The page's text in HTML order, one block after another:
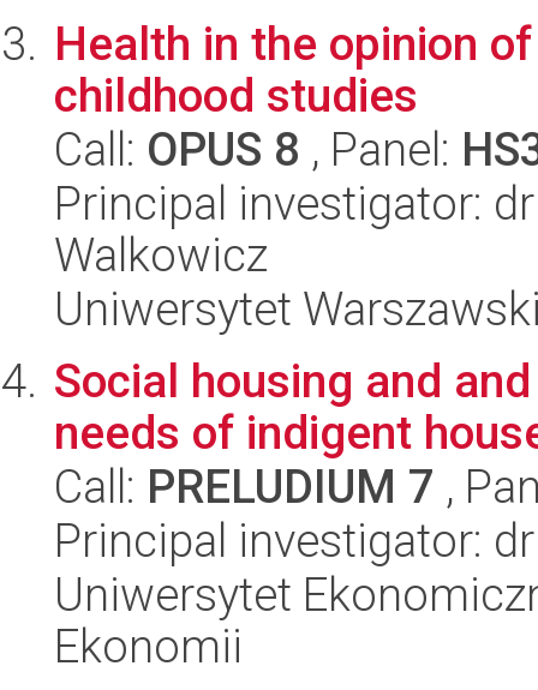
Health in the opinion
childhood studies
Call: OPUS 8 , Panel:
Principal investigator:
Walkowicz
Uniwersytet
Social housing and
needs of indigent
Call: PRELUDIUM 7 ,
Principal investigator:
Uniwersytet
Ekonomii